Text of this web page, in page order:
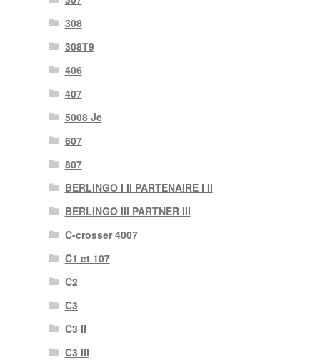
308
308T9
406
407
5008 Je
607
807
BERLINGO I II PARTENAIRE I II
BERLINGO III PARTNER III
C-crosser 4007
C1 et 107
C2
C3
C3 II
C3 III